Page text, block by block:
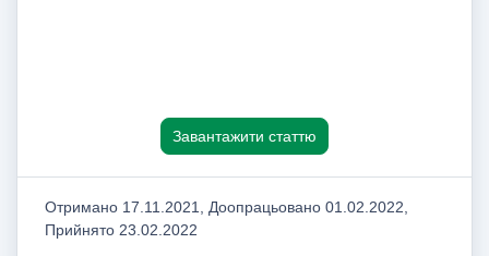
Завантажити статтю
Отримано 17.11.2021, Доопрацьовано 01.02.2022,
Прийнято 23.02.2022